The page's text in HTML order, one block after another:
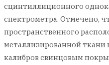
сцинтиллиционного
спектрометра. Отмечено,
пространственного
металлизированной
калибров свинцовым